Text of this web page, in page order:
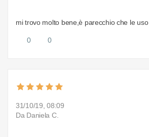
mi trovo molto bene,è parecchio che le uso
0 0
31/10/19, 08:09
Da Daniela C.